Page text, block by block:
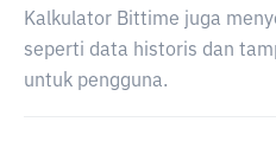
Kalkulator Bittime juga
seperti data historis dan
untuk pengguna.